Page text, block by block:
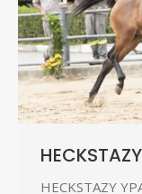
HECKSTAZY